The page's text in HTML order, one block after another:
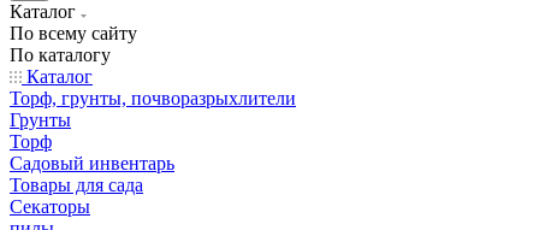
Каталог
По всему сайту
По каталогу
Каталог
Торф, грунты, почворазрыхлители
Грунты
Торф
Садовый инвентарь
Товары для сада
Секаторы